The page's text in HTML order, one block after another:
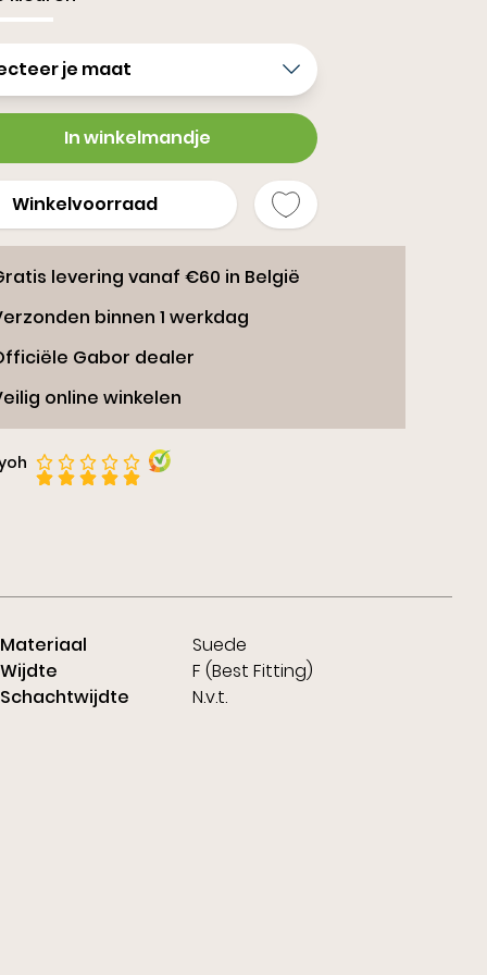
je maat
In winkelmandje
Winkelvoorraad
levering vanaf €60 in België
binnen 1 werkdag
Gabor dealer
online winkelen
Materiaal
Suede
Wijdte
F (Best Fitting)
Schachtwijdte
N.v.t.